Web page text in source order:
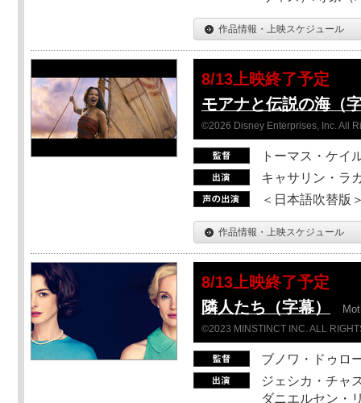
作品情報・上映スケジュール
8/13上映終了予定
モアナと伝説の海（
©2026 Disney Enterprises, Inc. All
トーマス・ケイ
キャサリン・ラ
＜日本語吹替版
作品情報・上映スケジュール
8/13上映終了予定
隣人たち（字幕）
©2023 MINSTINCT INC. ALL
ブノワ・ドゥロ
ジェシカ・チャ
ダニエルセン・